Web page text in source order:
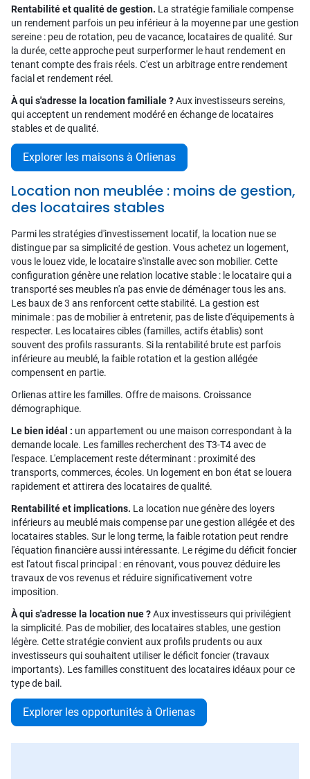
Rentabilité et qualité de gestion. La stratégie familiale compense
un rendement parfois un peu inférieur à la moyenne par une gestion
sereine : peu de rotation, peu de vacance, locataires de qualité. Sur
la durée, cette approche peut surperformer le haut rendement en
tenant compte des frais réels. C'est un arbitrage entre rendement
facial et rendement réel.
À qui s'adresse la location familiale ?Aux investisseurs sereins,
qui acceptent un rendement modéré en échange de locataires
stables et de qualité.
Explorer les maisons à Orlienas
Location non meublée : moins de gestion,
des locataires stables
Parmi les stratégies d'investissement locatif, la location nue se
distingue par sa simplicité de gestion. Vous achetez un logement,
vous le louez vide, le locataire s'installe avec son mobilier. Cette
configuration génère une relation locative stable : le locataire qui a
transporté ses meubles n'a pas envie de déménager tous les ans.
Les baux de 3 ans renforcent cette stabilité. La gestion est
minimale : pas de mobilier à entretenir, pas de liste d'équipements à
respecter. Les locataires cibles (familles, actifs établis) sont
souvent des profils rassurants. Si la rentabilité brute est parfois
inférieure au meublé, la faible rotation et la gestion allégée
compensent en partie.
Orlienas attire les familles. Offre de maisons. Croissance
démographique.
Le bien idéal : un appartement ou une maison correspondant à la
demande locale. Les familles recherchent des T3-T4 avec de
l'espace. L'emplacement reste déterminant : proximité des
transports, commerces, écoles. Un logement en bon état se louera
rapidement et attirera des locataires de qualité.
Rentabilité et implications. La location nue génère des loyers
inférieurs au meublé mais compense par une gestion allégée et des
locataires stables. Sur le long terme, la faible rotation peut rendre
l'équation financière aussi intéressante. Le régime du déficit foncier
est l'atout fiscal principal : en rénovant, vous pouvez déduire les
travaux de vos revenus et réduire significativement votre
imposition.
À qui s'adresse la location nue ?Aux investisseurs qui privilégient
la simplicité. Pas de mobilier, des locataires stables, une gestion
légère. Cette stratégie convient aux profils prudents ou aux
investisseurs qui souhaitent utiliser le déficit foncier (travaux
importants). Les familles constituent des locataires idéaux pour ce
type de bail.
Explorer les opportunités à Orlienas